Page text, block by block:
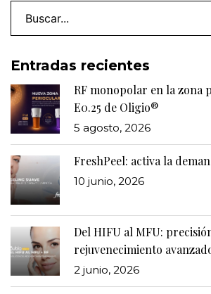
Buscar
Entradas recientes
RF monopolar en la zona
E0.25 de Oligio®
5 agosto, 2026
FreshPeel: activa la
10 junio, 2026
Del HIFU al MFU:
rejuvenecimiento
2 junio, 2026